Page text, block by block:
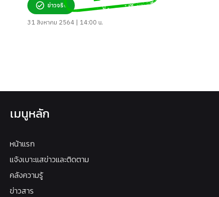
ข่าวจริง
31 สิงหาคม 2564 | 14:00 น.
เมนูหลัก
หน้าแรก
แจ้งเบาะแสข่าวและติดตาม
คลังความรู้
ข่าวสาร